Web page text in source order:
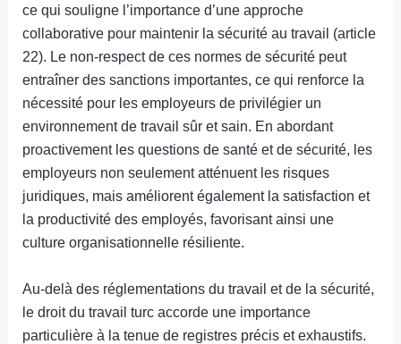
ce qui souligne l’importance d’une approche
collaborative pour maintenir la sécurité au travail (article
22). Le non-respect de ces normes de sécurité peut
entraîner des sanctions importantes, ce qui renforce la
nécessité pour les employeurs de privilégier un
environnement de travail sûr et sain. En abordant
proactivement les questions de santé et de sécurité, les
employeurs non seulement atténuent les risques
juridiques, mais améliorent également la satisfaction et
la productivité des employés, favorisant ainsi une
culture organisationnelle résiliente.
Au-delà des réglementations du travail et de la sécurité,
le droit du travail turc accorde une importance
particulière à la tenue de registres précis et exhaustifs.